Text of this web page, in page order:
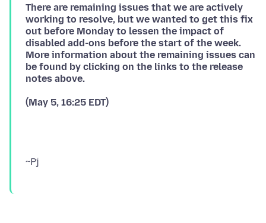
There are remaining issues that we are actively
working to resolve, but we wanted to get this fix
out before Monday to lessen the impact of
disabled add-ons before the start of the week.
More information about the remaining issues can
be found by clicking on the links to the release
notes above.
(May 5, 16:25 EDT)